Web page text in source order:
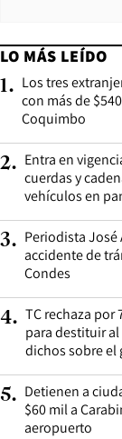
LO MÁS LEÍDO
1. Los tres
con más de
Coquimbo
2. Entra en
cuerdas y
vehículos en
3. Periodista
accidente de
Condes
4. TC rechaza
para destituir
dichos sobre el
5. Detienen a
$60 mil a
aeropuerto